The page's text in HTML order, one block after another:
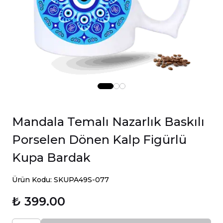
Mandala Temalı Nazarlık Baskılı
Porselen Dönen Kalp Figürlü
Kupa Bardak
Ürün Kodu: SKUPA49S-077
₺ 399.00